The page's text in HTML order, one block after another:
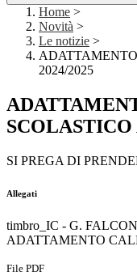
Home >
Novità >
Le notizie >
2024/2025
SCOLASTICO
SI PREGA DI
Allegati
timbro_IC - G.
ADATTAMENTO
File PDF